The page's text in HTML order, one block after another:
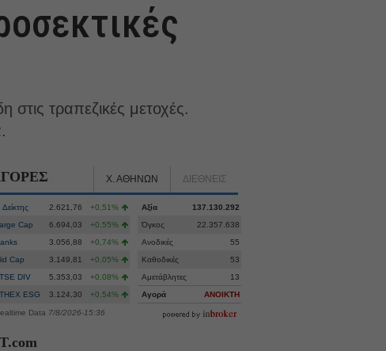
τραπεζικές μετοχές.
Χ. ΑΘΗΝΩΝ ΔΙΕΘΝΕΙΣ
Δείκτης 2.621,76
+0,51%
Cap
6.694,03
+0,55%
3.056,88
+0,74%
Cap
3.149,81
+0,05%
DIV
5.353,03
+0,08%
ESG
3.124,30 +0,54%
Αξία
137.130.292
Όγκος
22.357.638
Ανοδικές
55
Καθοδικές
53
Αμετάβλητες
13
Αγορά
ΑΝΟΙΚΤΗ
Data 7/8/2026-15:36